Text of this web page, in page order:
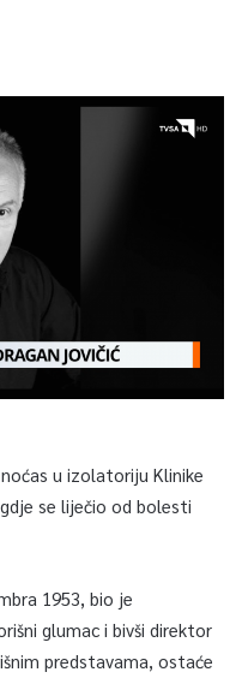
u izolatoriju Klinike
se liječio od bolesti
1953, bio je
glumac i bivši direktor
predstavama, ostaće